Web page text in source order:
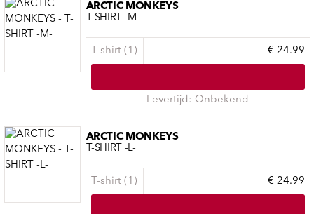
ARCTIC MONKEYS
T-SHIRT -M-
T-shirt (1) € 24.99
Levertijd: Onbekend
ARCTIC MONKEYS
T-SHIRT -L-
T-shirt (1) € 24.99